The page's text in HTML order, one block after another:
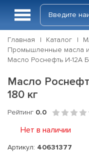
Главная Каталог
Промышленные масла
Масло Роснефть И-12А
Масло
180 кг
Рейтинг 0.0
Нет в наличии
Артикул: 40631377